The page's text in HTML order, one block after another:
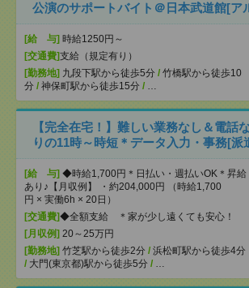
公演のサポートバイト＠日本武道館[ア
[給 与] 時給1250円～
[交通費]支給（規定有り）
[勤務地] 九段下駅から徒歩5分 / 竹橋駅から徒歩10
分 / 神保町駅から徒歩15分 / …
【完全在宅！】難しい業務なし＆電話
りの11時～時短＊データ入力・事務[派
[給 与] ◆時給1,700円＊日払い・週払いOK＊昇給
あり♪【月収例】 ・約204,000円 （時給1,700
円 × 実働6h × 20日）
[交通費]◆全額支給 ＊家が少し遠くても安心！
[月収例] 20～25万円
[勤務地] 竹芝駅から徒歩2分 / 浜松町駅から徒歩4分
/ 大門(東京都)駅から徒歩5分 / …